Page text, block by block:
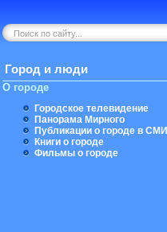
Город и люди
О городе
Городское телевидение
Панорама Мирного
Публикации о городе в СМИ
Книги о городе
Фильмы о городе